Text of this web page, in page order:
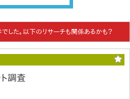
した。以下のリサーチも関係あるかも？
調査